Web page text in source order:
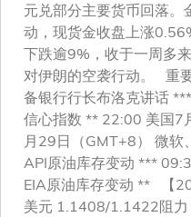
元兑部分主要货币回落。
动，现货金收盘上涨
下跌逾9%，收于一周多
对伊朗的空袭行动。 重
备银行行长布洛克讲话
信心指数 ** 22:00 美国7
月29日（GMT+8） 微
API原油库存变动 ***
EIA原油库存变动 ** 【
美元 1.1408/1.1422阻